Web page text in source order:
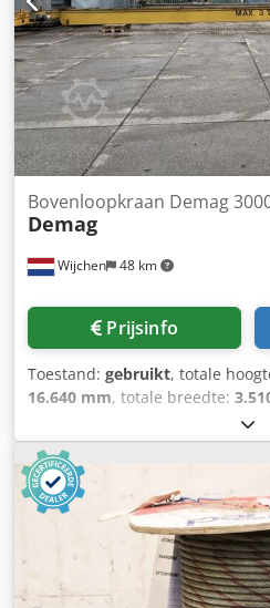
Wijchen 48 km
Bovenloopkraan Demag
Demag
Prijsinfo
Toestand: gebruikt, totale
16.640 mm, totale breedte:
gewicht: 3.000 kg Prijs: Op
aanwezig: Nee - CE certificaat
Serienummer: 13/6 KF2 -
Overspanning [mm]: 16600 -
Kraanbediening: Vaste kabel -
Transportafmetingen:
b x h) - Transportgewicht [kg]:
1 Financiële informatie BTW: